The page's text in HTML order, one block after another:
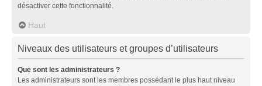
désactiver cette fonctionnalité.
Haut
Niveaux des utilisateurs et groupes d’utilisateurs
Que sont les administrateurs ?
Les administrateurs sont les membres possédant le plus haut niveau